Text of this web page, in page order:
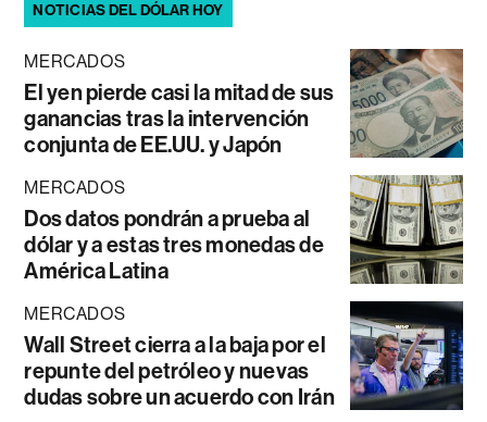
NOTICIAS DEL DÓLAR HOY
MERCADOS
El yen pierde casi la mitad de sus
ganancias tras la intervención
conjunta de EE.UU. y Japón
MERCADOS
Dos datos pondrán a prueba al
dólar y a estas tres monedas de
América Latina
MERCADOS
Wall Street cierra a la baja por el
repunte del petróleo y nuevas
dudas sobre un acuerdo con Irán